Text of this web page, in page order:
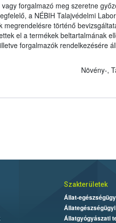
forgalmazó meg szeretne
a NÉBIH Talajvédelmi
megrendelésre történő
el a termékek beltartalmának
forgalmazók rendelkezésére
Növény-,
Szakterületek
Állat-
Állatgyógyászati